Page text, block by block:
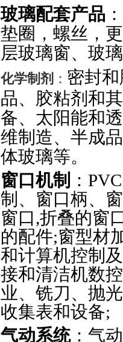
玻璃配套产品
垫圈，螺丝，
层玻璃窗、玻
化学制剂 ： 密封
品、胶粘剂和
备、太阳能和
维制造、半成
体玻璃等。
窗口机制 ： PVC
制、窗口柄、
窗口,折叠的窗
的配件;窗型材
和计算机控制
接和清洁机数
业、铣刀、抛
收集表和设备;
气动系统：气